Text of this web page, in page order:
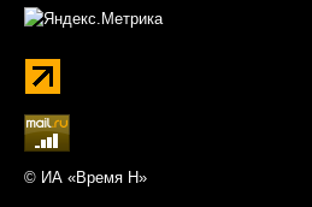
© ИА «Время Н»